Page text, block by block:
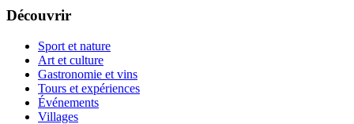
Découvrir
Sport et nature
Art et culture
Gastronomie et vins
Tours et expériences
Événements
Villages